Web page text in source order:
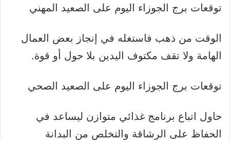
توقعات برج الجوزاء اليوم على الصعيد المهني
الوقت من ذهب فاستغله في إنجاز بعض العمال
الهامة ولا تقف مكتوف اليدين بلا حول أو قوة.
توقعات برج الجوزاء اليوم على الصعيد الصحي
حاول اتباع برنامج غذائي متوازن ليساعد في
الحفاظ على الرشاقة والتخلص من البدانة